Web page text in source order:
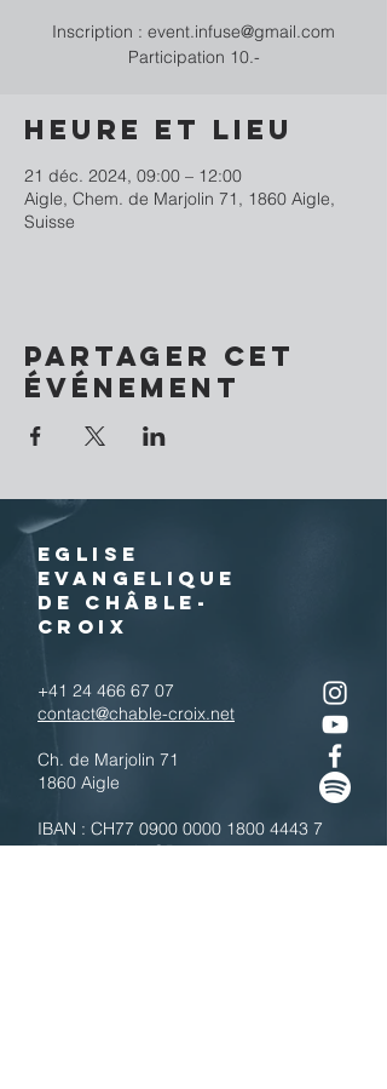
Inscription : event.infuse@gmail.com
Participation 10.-
Heure et lieu
21 déc. 2024, 09:00 – 12:00
Aigle, Chem. de Marjolin 71, 1860 Aigle,
Suisse
Partager cet
événement
EGLISE
EVANGELIQUE
DE CHÂBLE-
CROIX
+41 24 466 67 07
contact@chable-croix.net
Ch. de Marjolin 71
1860 Aigle
IBAN : CH77 0900 0000 1800 4443 7
Télécharger le QR code